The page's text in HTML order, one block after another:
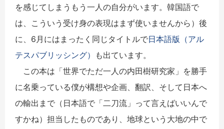
を感じてしまうもう一人の自分がいます。韓国語で
は、こういう受け身の表現はまず使いませんから）後
に、6月にはまったく同じタイトルで日本語版（アル
テスパブリッシング）
も出ています。
この本は「世界でただ一人の内田樹研究家」を勝手
に名乗っている僕が構想や企画、翻訳、そして日本へ
の輸出まで（日本語で「二刀流」って言えばいいんで
すかね）担当したものであり、地球という大地の中で